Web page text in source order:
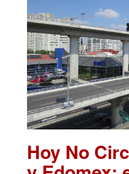
Hoy No